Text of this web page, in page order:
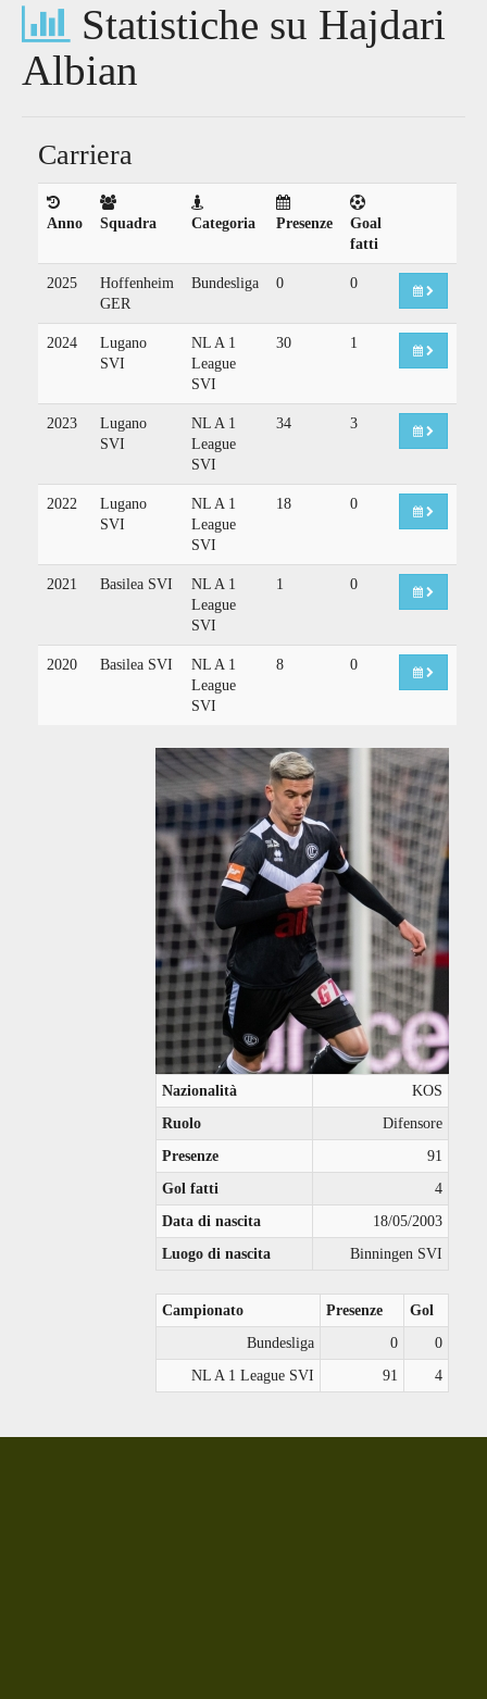
Statistiche su Hajdari
Albian
Carriera
Anno Squadra Categoria Presenze
Goal
fatti
2025
Hoffenheim
GER
Bundesliga 0 0
2024
Lugano
SVI
NL A 1
League
SVI
30 1
2023
Lugano
SVI
NL A 1
League
SVI
34 3
2022
Lugano
SVI
NL A 1
League
SVI
18 0
2021 Basilea SVI
NL A 1
League
SVI
1 0
2020 Basilea SVI
NL A 1
League
SVI
8 0
Nazionalità
KOS
Ruolo
Difensore
Presenze
91
Gol fatti
4
Data di nascita
18/05/2003
Luogo di nascita
Binningen SVI
Campionato Presenze
Gol
Bundesliga
0
0
NL A 1 League SVI
91 4